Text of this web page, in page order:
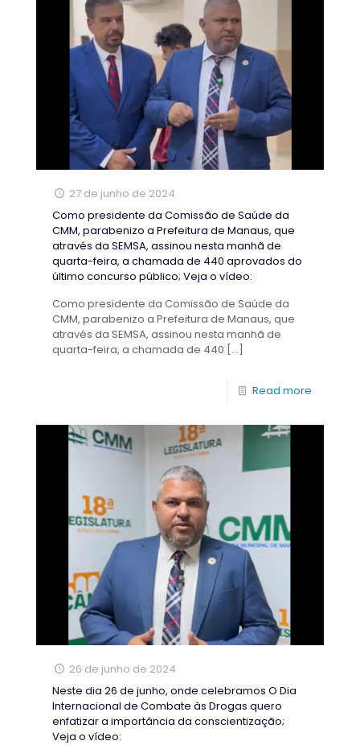
27 de junho de 2024
Como presidente da Comissão de Saúde da
CMM, parabenizo a Prefeitura de Manaus, que
através da SEMSA, assinou nesta manhã de
quarta-feira, a chamada de 440 aprovados do
último concurso público; Veja o vídeo:
Como presidente da Comissão de Saúde da
CMM, parabenizo a Prefeitura de Manaus, que
através da SEMSA, assinou nesta manhã de
quarta-feira, a chamada de 440 […]
Read more
26 de junho de 2024
Neste dia 26 de junho, onde celebramos O Dia
Internacional de Combate às Drogas quero
enfatizar a importância da conscientização;
Veja o vídeo: